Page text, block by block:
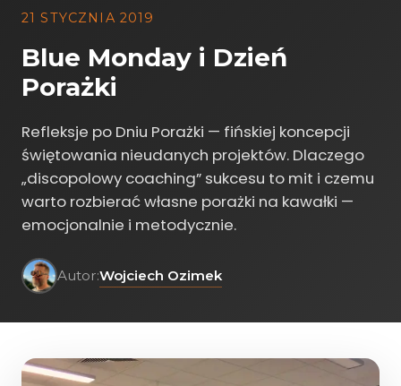
21 STYCZNIA 2019
Blue Monday i Dzień
Porażki
Refleksje po Dniu Porażki — fińskiej koncepcji
świętowania nieudanych projektów. Dlaczego
„discopolowy coaching” sukcesu to mit i czemu
warto rozbierać własne porażki na kawałki —
emocjonalnie i metodycznie.
Autor:Wojciech Ozimek